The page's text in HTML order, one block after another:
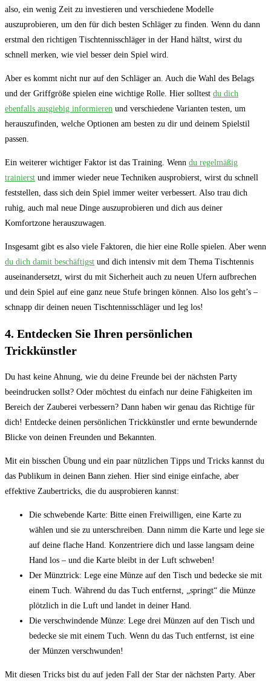
also, ein wenig Zeit zu investieren und verschiedene Modelle
auszuprobieren, um den für dich besten Schläger zu finden. Wenn du dann
erstmal den richtigen Tischtennisschläger in der Hand hältst, wirst du
schnell merken, wie viel besser dein Spiel wird.
Aber es kommt nicht nur auf den Schläger an. Auch die Wahl des Belags
und der Griffgröße spielen eine wichtige Rolle. Hier solltest du dich
ebenfalls ausgiebig informieren und verschiedene Varianten testen, um
herauszufinden, welche Optionen am besten zu dir und deinem Spielstil
passen.
Ein weiterer wichtiger Faktor ist das Training. Wenn du regelmäßig
trainierst und immer wieder neue Techniken ausprobierst, wirst du schnell
feststellen, dass sich dein Spiel immer weiter verbessert. Also trau dich
ruhig, auch mal neue Dinge auszuprobieren und dich aus deiner
Komfortzone herauszuwagen.
Insgesamt gibt es also viele Faktoren, die hier eine Rolle spielen. Aber wenn
du dich damit beschäftigst und dich intensiv mit dem Thema Tischtennis
auseinandersetzt, wirst du mit Sicherheit auch zu neuen Ufern aufbrechen
und dein Spiel auf eine ganz neue Stufe bringen können. Also los geht’s –
schnapp dir deinen neuen Tischtennisschläger und leg los!
4. Entdecken Sie Ihren persönlichen
Trickkünstler
Du hast keine Ahnung, wie du deine Freunde bei der nächsten Party
beeindrucken sollst? Oder möchtest du einfach nur deine Fähigkeiten im
Bereich der Zauberei verbessern? Dann haben wir genau das Richtige für
dich! Entdecke deinen persönlichen Trickkünstler und ernte bewundernde
Blicke von deinen Freunden und Bekannten.
Mit ein bisschen Übung und ein paar nützlichen Tipps und Tricks kannst du
das Publikum in deinen Bann ziehen. Hier sind einige einfache, aber
effektive Zaubertricks, die du ausprobieren kannst:
Die schwebende Karte: Bitte einen Freiwilligen, eine Karte zu
wählen und sie zu unterschreiben. Dann nimm die Karte und lege sie
auf deine flache Hand. Konzentriere dich und lasse langsam deine
Hand los – und die Karte bleibt in der Luft schweben!
Der Münztrick: Lege eine Münze auf den Tisch und bedecke sie mit
einem Tuch. Während du das Tuch entfernst, „springt“ die Münze
plötzlich in die Luft und landet in deiner Hand.
Die verschwindende Münze: Lege drei Münzen auf den Tisch und
bedecke sie mit einem Tuch. Wenn du das Tuch entfernst, ist eine
der Münzen verschwunden!
Mit diesen Tricks bist du auf jeden Fall der Star der nächsten Party. Aber